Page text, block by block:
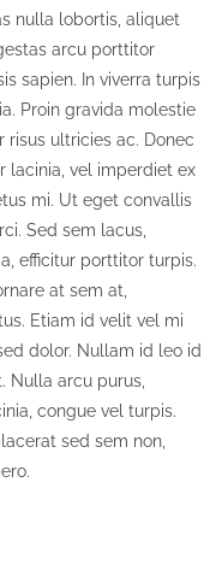
nulla lobortis, aliquet
arcu porttitor
sapien. In viverra turpis
Proin gravida molestie
ultricies ac. Donec
lacinia, vel imperdiet ex
mi. Ut eget convallis
Sed sem lacus,
efficitur porttitor turpis.
at sem at,
Etiam id velit vel mi
dolor. Nullam id leo id
Nulla arcu purus,
congue vel turpis.
sed sem non,